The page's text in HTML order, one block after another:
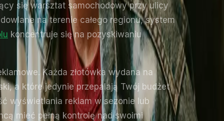
się warsztat samochodowy przy ulicy
na terenie całego regionu, system
koncentruje się na pozyskiwaniu
Każda złotówka wydana na
a które jedynie przepalają Twój budżet
wyświetlania reklam w sezonie lub
mieć pełną kontrolę nad swoimi